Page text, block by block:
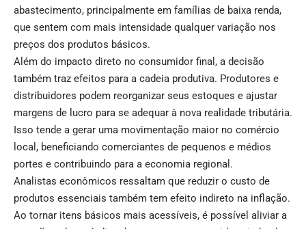
abastecimento, principalmente em famílias de baixa renda,
que sentem com mais intensidade qualquer variação nos
preços dos produtos básicos.
Além do impacto direto no consumidor final, a decisão
também traz efeitos para a cadeia produtiva. Produtores e
distribuidores podem reorganizar seus estoques e ajustar
margens de lucro para se adequar à nova realidade tributária.
Isso tende a gerar uma movimentação maior no comércio
local, beneficiando comerciantes de pequenos e médios
portes e contribuindo para a economia regional.
Analistas econômicos ressaltam que reduzir o custo de
produtos essenciais também tem efeito indireto na inflação.
Ao tornar itens básicos mais acessíveis, é possível aliviar a